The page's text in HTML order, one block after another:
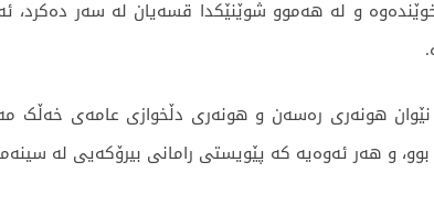
و لە هەموو شوێنێکدا قسەیان لە سەر
نێوان هونەری رەسەن و هونەری دڵخوازی عامەی خەڵک
و هەر ئەوەیە کە پێویستی رامانی بیرۆکەیی لە